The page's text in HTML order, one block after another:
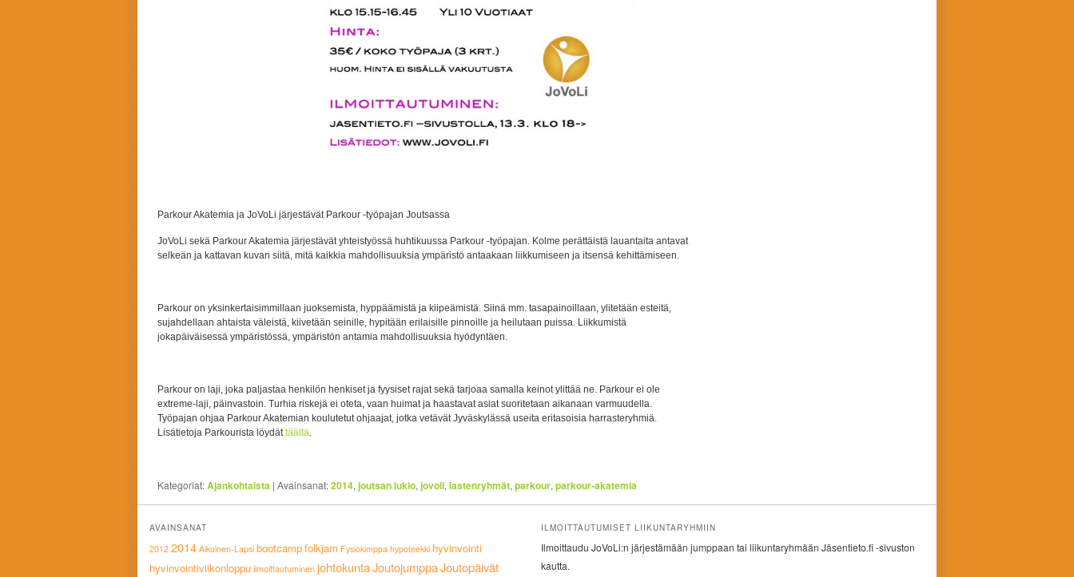
Parkour Akatemia ja JoVoLi järjestävät Parkour -työpajan Joutsassa
JoVoLi sekä Parkour Akatemia järjestävät yhteistyössä huhtikuussa Parkour -työpajan. Kolme perättäistä lauantaita antavat
selkeän ja kattavan kuvan siitä, mitä kaikkia mahdollisuuksia ympäristö antaakaan liikkumiseen ja itsensä kehittämiseen.
Parkour on yksinkertaisimmillaan juoksemista, hyppäämistä ja kiipeämistä. Siinä mm. tasapainoillaan, ylitetään esteitä,
sujahdellaan ahtaista väleistä, kiivetään seinille, hypitään erilaisille pinnoille ja heilutaan puissa. Liikkumistä
jokapäiväisessä ympäristössä, ympäristön antamia mahdollisuuksia hyödyntäen.
Parkour on laji, joka paljastaa henkilön henkiset ja fyysiset rajat sekä tarjoaa samalla keinot ylittää ne. Parkour ei ole
extreme-laji, päinvastoin. Turhia riskejä ei oteta, vaan huimat ja haastavat asiat suoritetaan aikanaan varmuudella.
Työpajan ohjaa Parkour Akatemian koulutetut ohjaajat, jotka vetävät Jyväskylässä useita eritasoisia harrasteryhmiä.
Lisätietoja Parkourista löydättäältä.
Kategoriat:Ajankohtaista | Avainsanat:2014, joutsan lukio, jovoli, lastenryhmät, parkour, parkour-akatemia
AVAINSANAT
2012 2014 Aikuinen-Lapsi bootcampfolkjam Fysiokimppa hypoteekki hyvinvointi
hyvinvointiviikonloppu ilmoittautuminen johtokuntaJoutojumppaJoutopäivät
ILMOITTAUTUMISET LIIKUNTARYHMIIN
Ilmoittaudu JoVoLi:n järjestämään jumppaan tai liikuntaryhmään Jäsentieto.fi -sivuston
kautta.